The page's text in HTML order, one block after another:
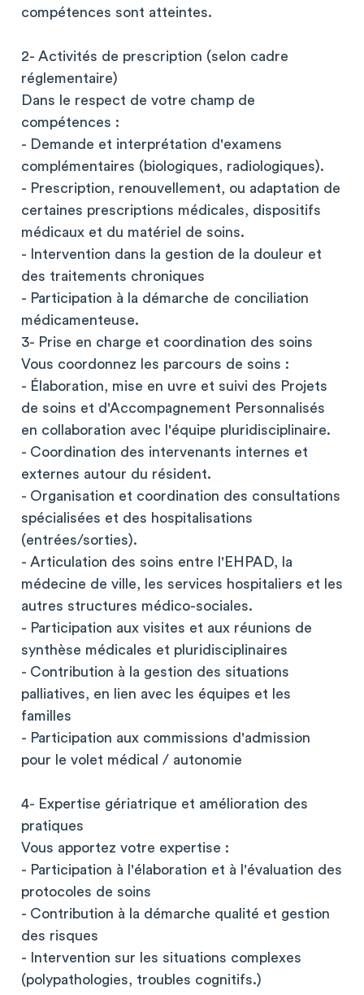
compétences sont atteintes.
2- Activités de prescription (selon cadre
réglementaire)
Dans le respect de votre champ de
compétences :
- Demande et interprétation d'examens
complémentaires (biologiques, radiologiques).
- Prescription, renouvellement, ou adaptation de
certaines prescriptions médicales, dispositifs
médicaux et du matériel de soins.
- Intervention dans la gestion de la douleur et
des traitements chroniques
- Participation à la démarche de conciliation
médicamenteuse.
3- Prise en charge et coordination des soins
Vous coordonnez les parcours de soins :
- Élaboration, mise en uvre et suivi des Projets
de soins et d'Accompagnement Personnalisés
en collaboration avec l'équipe pluridisciplinaire.
- Coordination des intervenants internes et
externes autour du résident.
- Organisation et coordination des consultations
spécialisées et des hospitalisations
(entrées/sorties).
- Articulation des soins entre l'EHPAD, la
médecine de ville, les services hospitaliers et les
autres structures médico-sociales.
- Participation aux visites et aux réunions de
synthèse médicales et pluridisciplinaires
- Contribution à la gestion des situations
palliatives, en lien avec les équipes et les
familles
- Participation aux commissions d'admission
pour le volet médical / autonomie
4- Expertise gériatrique et amélioration des
pratiques
Vous apportez votre expertise :
- Participation à l'élaboration et à l'évaluation des
protocoles de soins
- Contribution à la démarche qualité et gestion
des risques
- Intervention sur les situations complexes
(polypathologies, troubles cognitifs.)